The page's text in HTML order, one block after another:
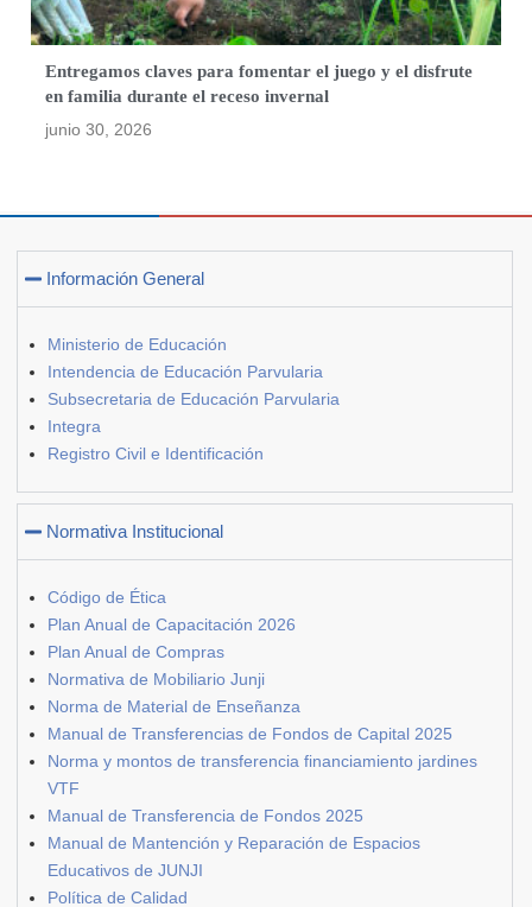
Entregamos claves para fomentar el juego y el disfrute
en familia durante el receso invernal
junio 30, 2026
Información General
Ministerio de Educación
Intendencia de Educación Parvularia
Subsecretaria de Educación Parvularia
Integra
Registro Civil e Identificación
Normativa Institucional
Código de Ética
Plan Anual de Capacitación 2026
Plan Anual de Compras
Normativa de Mobiliario Junji
Norma de Material de Enseñanza
Manual de Transferencias de Fondos de Capital 2025
Norma y montos de transferencia financiamiento jardines
VTF
Manual de Transferencia de Fondos 2025
Manual de Mantención y Reparación de Espacios
Educativos de JUNJI
Política de Calidad